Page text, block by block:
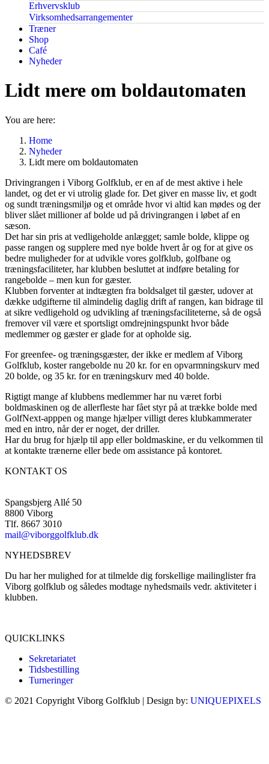
Erhvervsklub
Virksomhedsarrangementer
Træner
Shop
Café
Nyheder
Lidt mere om boldautomaten
You are here:
Home
Nyheder
Lidt mere om boldautomaten
Drivingrangen i Viborg Golfklub, er en af de mest aktive i hele
landet, og det er vi utrolig glade for. Det giver en masse liv, et godt
og sundt træningsmiljø og et område hvor vi altid kan mødes og der
bliver slået millioner af bolde ud på drivingrangen i løbet af en
sæson.
Det har sin pris at vedligeholde anlægget; samle bolde, klippe og
passe rangen og supplere med nye bolde hvert år og for at give os
bedre muligheder for at udvikle vores golfklub, golfbane og
træningsfaciliteter, har klubben besluttet at indføre betaling for
rangebolde – men kun for gæster.
Klubben forventer at indtægten fra boldsalget til gæster, udover at
dække udgifterne til almindelig daglig drift af rangen, kan bidrage til
at sikre vedligehold og udvikling af træningsfaciliteterne, så de også
fremover vil være et sportsligt omdrejningspunkt hvor både
medlemmer og gæster er glade for at opholde sig.
For greenfee- og træningsgæster, der ikke er medlem af Viborg
Golfklub, koster rangebolde nu 20 kr. for en opvarmningskurv med
20 bolde, og 35 kr. for en træningskurv med 40 bolde.
Rigtigt mange af klubbens medlemmer har nu været forbi
boldmaskinen og de allerfleste har fået styr på at trække bolde med
GolfNext-apppen og mange hjælper villigt deres klubkammerater
med en intro, når der er noget, der driller.
Har du brug for hjælp til app eller boldmaskine, er du velkommen til
at kontakte trænerne eller bede om assistance på kontoret.
KONTAKT OS
Spangsbjerg Allé 50
8800 Viborg
Tlf. 8667 3010
mail@viborggolfklub.dk
NYHEDSBREV
Du har her mulighed for at tilmelde dig forskellige mailinglister fra
Viborg golfklub og således modtage nyhedsmails vedr. aktiviteter i
klubben.
QUICKLINKS
Sekretariatet
Tidsbestilling
Turneringer
© 2021 Copyright Viborg Golfklub | Design by: UNIQUEPIXELS